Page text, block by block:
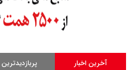
آخرین اخبار پربازدیدترین